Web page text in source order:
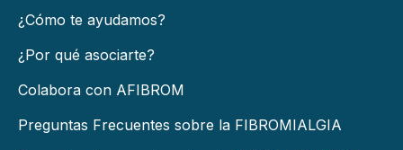
¿Cómo te ayudamos?
¿Por qué asociarte?
Colabora con AFIBROM
Preguntas Frecuentes sobre la FIBROMIALGIA